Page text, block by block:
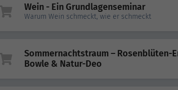
Wein - Ein Grundlagenseminar
Warum Wein schmeckt, wie er schmeckt
Sommernachtstraum – Rosenblüten-
Bowle & Natur-Deo